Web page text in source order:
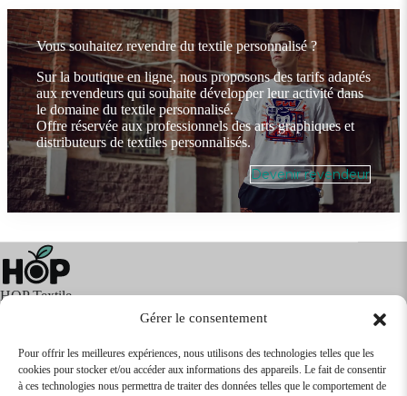
Gérer le consentement
Pour offrir les meilleures expériences, nous utilisons des technologies telles que les
cookies pour stocker et/ou accéder aux informations des appareils. Le fait de consentir
à ces technologies nous permettra de traiter des données telles que le comportement de
Vous souhaitez revendre du textile personnalisé ?
Sur la boutique en ligne, nous proposons des tarifs adaptés
aux revendeurs qui souhaite développer leur activité dans
le domaine du textile personnalisé.
Offre réservée aux professionnels des arts graphiques et
distributeurs de textiles personnalisés.
Devenir revendeur
HOP Textile
Textile Articles Publicitaires
Infos